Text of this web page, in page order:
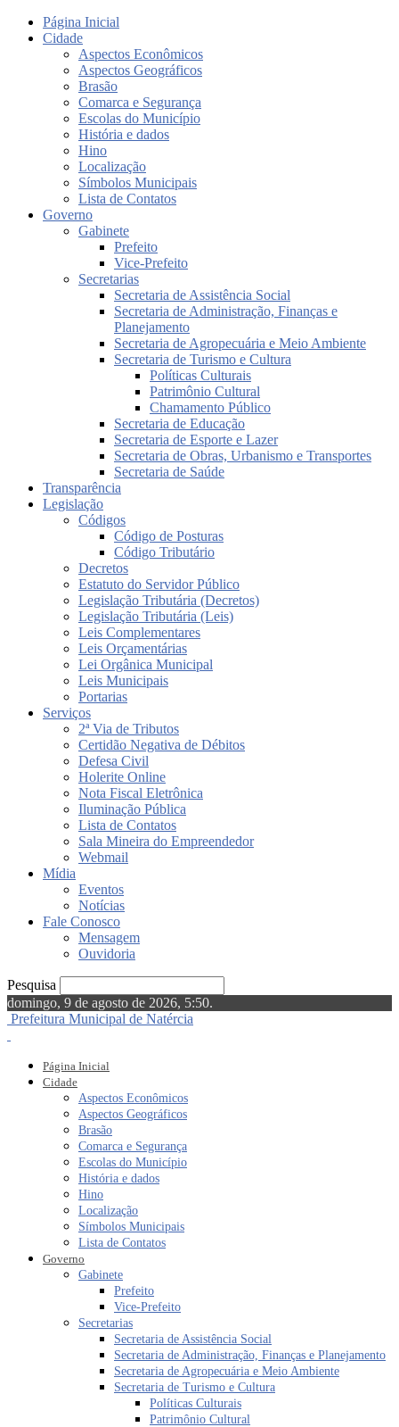
Página Inicial
Cidade
Aspectos Econômicos
Aspectos Geográficos
Brasão
Comarca e Segurança
Escolas do Município
História e dados
Hino
Localização
Símbolos Municipais
Lista de Contatos
Governo
Gabinete
Prefeito
Vice-Prefeito
Secretarias
Secretaria de Assistência Social
Secretaria de Administração, Finanças e
Planejamento
Secretaria de Agropecuária e Meio Ambiente
Secretaria de Turismo e Cultura
Políticas Culturais
Patrimônio Cultural
Chamamento Público
Secretaria de Educação
Secretaria de Esporte e Lazer
Secretaria de Obras, Urbanismo e Transportes
Secretaria de Saúde
Transparência
Legislação
Códigos
Código de Posturas
Código Tributário
Decretos
Estatuto do Servidor Público
Legislação Tributária (Decretos)
Legislação Tributária (Leis)
Leis Complementares
Leis Orçamentárias
Lei Orgânica Municipal
Leis Municipais
Portarias
Serviços
2ª Via de Tributos
Certidão Negativa de Débitos
Defesa Civil
Holerite Online
Nota Fiscal Eletrônica
Iluminação Pública
Lista de Contatos
Sala Mineira do Empreendedor
Webmail
Mídia
Eventos
Notícias
Fale Conosco
Mensagem
Ouvidoria
Pesquisa
domingo, 9 de agosto de 2026, 5:50.
Prefeitura Municipal de Natércia
Página Inicial
Cidade
Aspectos Econômicos
Aspectos Geográficos
Brasão
Comarca e Segurança
Escolas do Município
História e dados
Hino
Localização
Símbolos Municipais
Lista de Contatos
Governo
Gabinete
Prefeito
Vice-Prefeito
Secretarias
Secretaria de Assistência Social
Secretaria de Administração, Finanças e Planejamento
Secretaria de Agropecuária e Meio Ambiente
Secretaria de Turismo e Cultura
Políticas Culturais
Patrimônio Cultural